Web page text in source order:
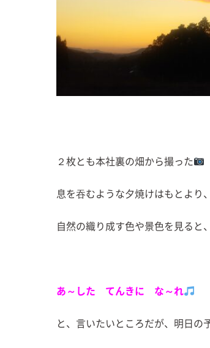
２枚とも本社裏の畑から撮った
息を吞むような夕焼けはもとより
自然の織り成す色や景色を見ると、
あ～した てんきに な～れ
と、言いたいところだが、明日の